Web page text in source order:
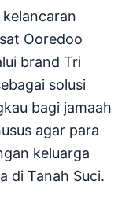
Ooredoo
brand Tri
solusi
bagi jamaah
agar para
keluarga
di Tanah Suci.